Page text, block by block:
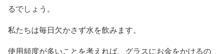
るでしょう。
私たちは毎日欠かさず水を飲みます。
使用頻度が多いことを考えれば、グラスにお金をかけるの